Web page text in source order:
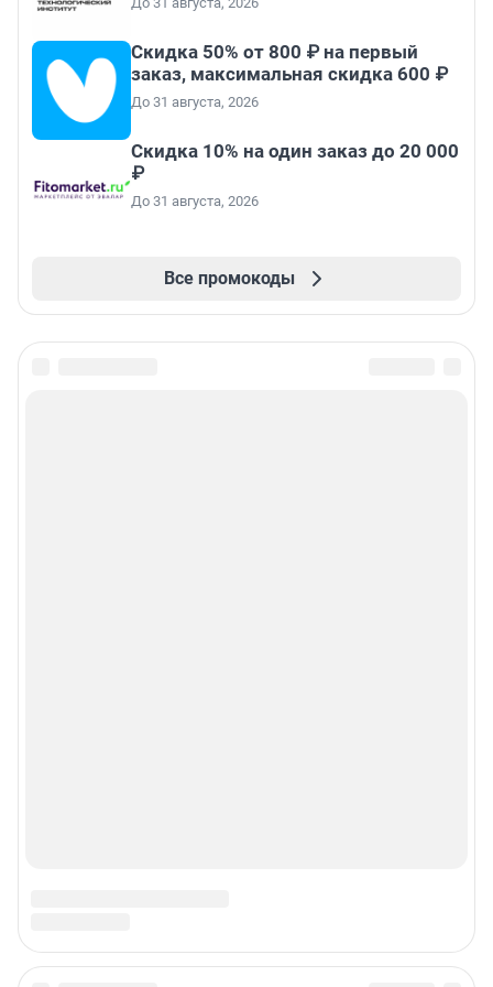
Скидка 50% от 800 ₽ на первый
заказ, максимальная скидка 600 ₽
До 31 августа, 2026
Скидка 10% на один заказ до 20 000
₽
До 31 августа, 2026
Все промокоды